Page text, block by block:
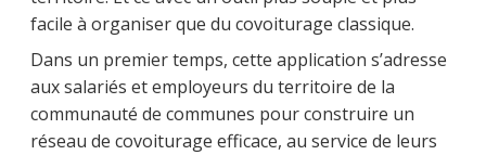
facile à organiser que du covoiturage classique.
Dans un premier temps, cette application s’adresse
aux salariés et employeurs du territoire de la
communauté de communes pour construire un
réseau de covoiturage efficace, au service de leurs